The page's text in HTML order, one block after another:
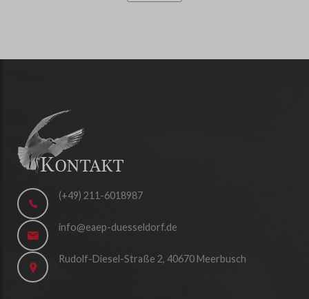
(+49) 211-6018987
info@eaep-duesseldorf.de
Rudolf-Diesel-Straße 2, 40670 Meerbusch